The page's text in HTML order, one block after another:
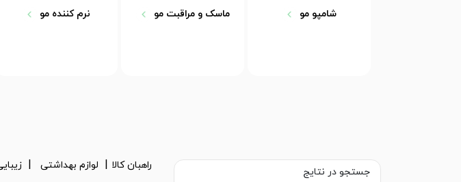
شامپو مو ماسک و مراقبت مو نرم کننده مو
جستجو در نتایج
راهبان کالا لوازم بهداشتی